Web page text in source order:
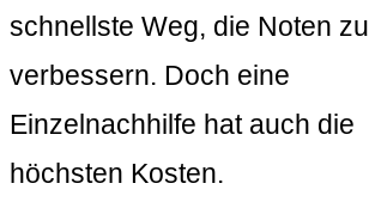
schnellste Weg, die Noten zu
verbessern. Doch eine
Einzelnachhilfe hat auch die
höchsten Kosten.